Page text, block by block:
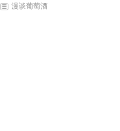
漫谈葡萄酒